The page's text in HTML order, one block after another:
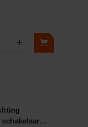
+
schakelaar